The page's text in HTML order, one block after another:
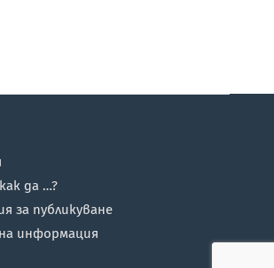
да …?
за публикуване
информация